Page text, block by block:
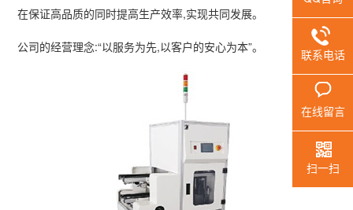
在保证高品质的同时提高生产效率,实现共同发展。
公司的经营理念:“以服务为先,以客户的安心为本”。 联系电话
在线留言
扫一扫